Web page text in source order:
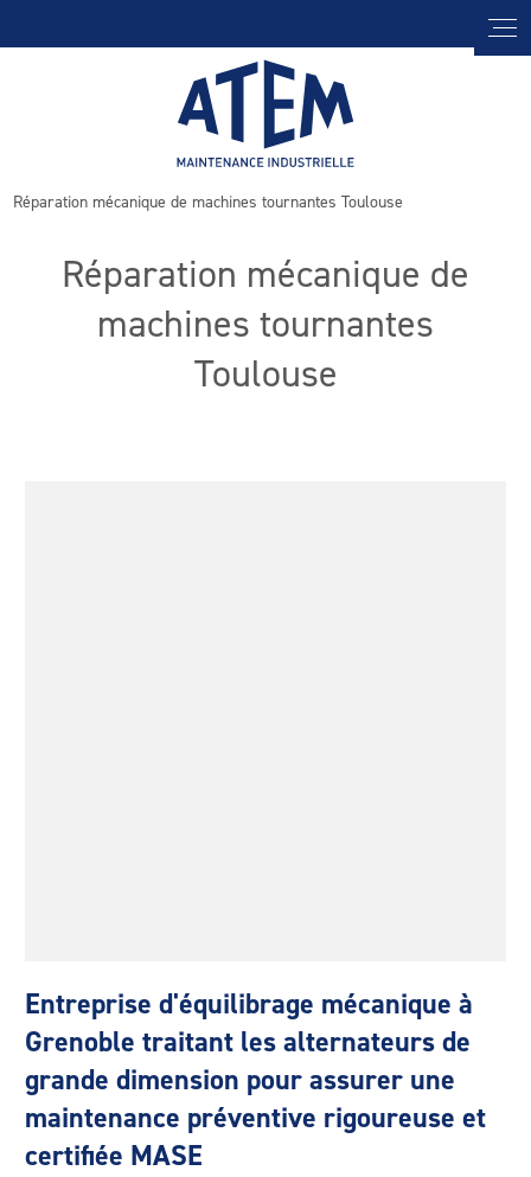
Réparation mécanique de machines tournantes Toulouse
Réparation mécanique de
machines tournantes
Toulouse
Entreprise d'équilibrage mécanique à
Grenoble traitant les alternateurs de
grande dimension pour assurer une
maintenance préventive rigoureuse et
certifiée MASE